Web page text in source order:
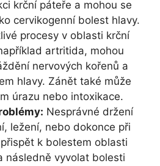
krční páteře a mohou se
cervikogenní bolest hlavy.
procesy v oblasti krční
artritida, mohou
nervových kořenů a
hlavy. Zánět také může
úrazu nebo intoxikace.
Nesprávné držení
ležení, nebo dokonce při
k bolestem oblasti
následně vyvolat bolesti